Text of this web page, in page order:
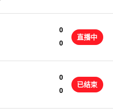
0
0
直播中
0
0
已结束